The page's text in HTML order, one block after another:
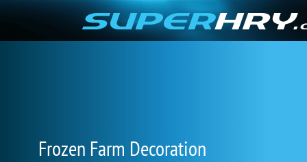
Frozen Farm Decoration